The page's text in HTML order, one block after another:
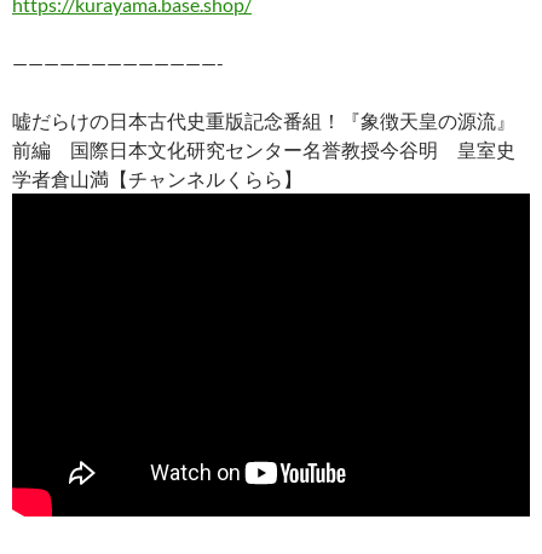
—————————————-
嘘だらけの日本古代史重版記念番組！『象徴天皇の源流』
前編 国際日本文化研究センター名誉教授今谷明 皇室史
学者倉山満【チャンネルくらら】